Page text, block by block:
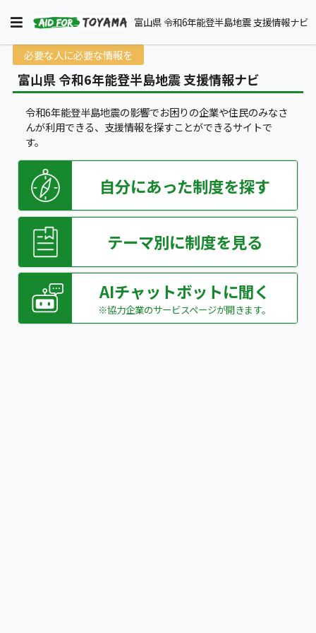
富山県 令和6年能登半島地震 支援情報ナビ
必要な人に必要な情報を
富山県 令和6年能登半島地震 支援情報ナビ
令和6年能登半島地震の影響でお困りの企業や住民のみなさ
んが利用できる、支援情報を探すことができるサイトで
す。
自分にあった制度を探す
テーマ別に制度を見る
AIチャットボットに聞く
※協力企業のサービスページが開きます。